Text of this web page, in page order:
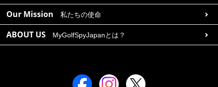
Our Mission 私たちの使命
ABOUT US MyGolfSpyJapanとは？